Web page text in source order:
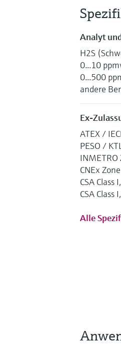
Analyt
H2S
0...10
0...500
andere
Ex-
ATEX /
PESO /
INMETRO
CNEx
CSA Class
CSA Class
Alle